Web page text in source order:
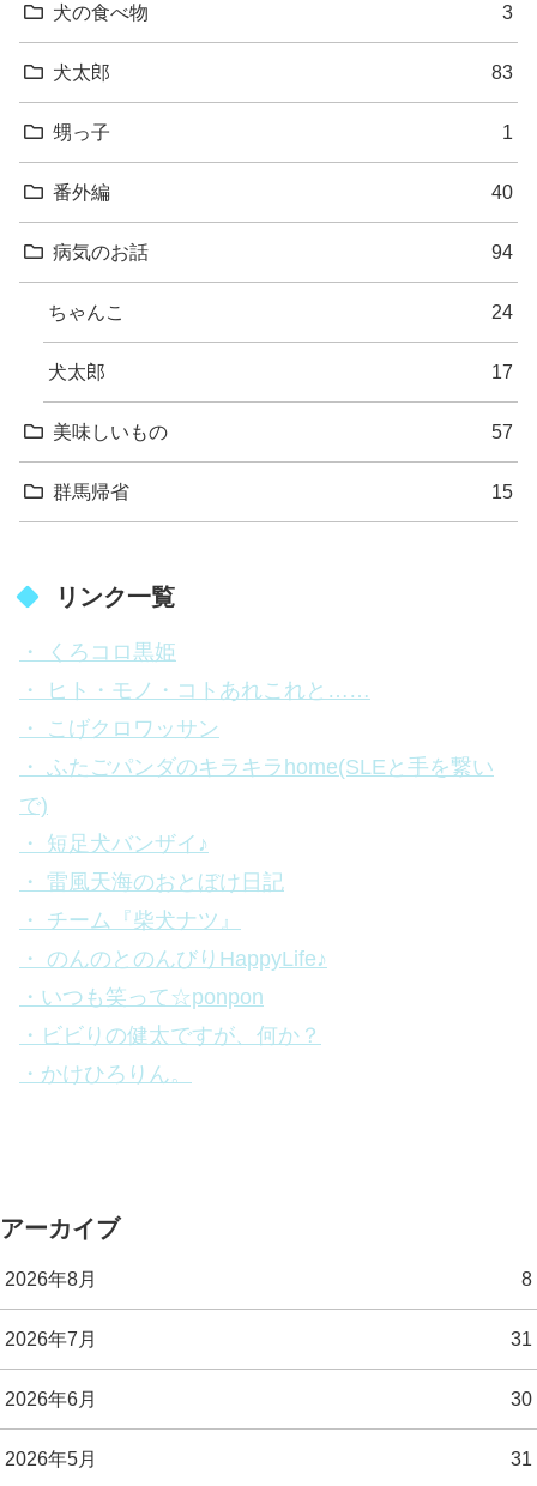
犬の食べ物 3
犬太郎 83
甥っ子 1
番外編 40
病気のお話 94
ちゃんこ 24
犬太郎 17
美味しいもの 57
群馬帰省 15
リンク一覧
・ くろコロ黒姫
・ ヒト・モノ・コトあれこれと……
・ こげクロワッサン
・ ふたごパンダのキラキラhome(SLEと手を繋い
で)
・ 短足犬バンザイ♪
・ 雷風天海のおとぼけ日記
・ チーム『柴犬ナツ』
・ のんのとのんびりHappyLife♪
・いつも笑って☆ponpon
・ビビりの健太ですが、何か？
・かけひろりん。
アーカイブ
2026年8月 8
2026年7月 31
2026年6月 30
2026年5月 31